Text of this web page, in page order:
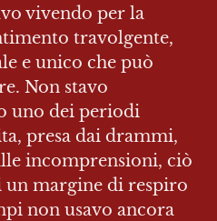
vivendo per la
travolgente,
e unico che può
Non stavo
uno dei periodi
presa dai drammi,
incomprensioni, ciò
un margine di respiro
non usavo ancora